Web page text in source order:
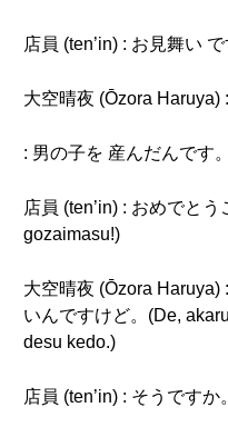
店員 (ten’in) : お見舞い
大空晴夜 (Ōzora Haruya)
: 男の子を 産んだんです
店員 (ten’in) : おめでと
gozaimasu!)
大空晴夜 (Ōzora Haruya)
いんですけど。(De,
desu kedo.)
店員 (ten’in) : そうです